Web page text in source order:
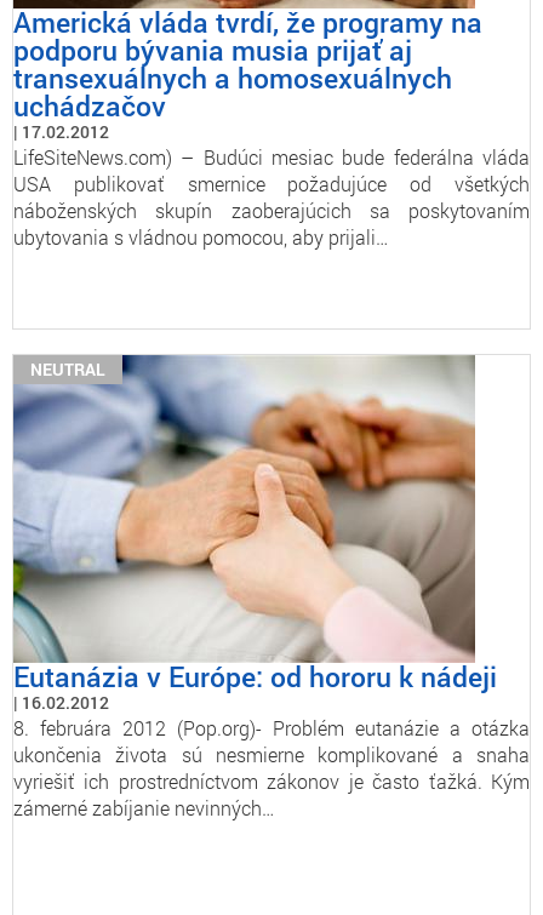
Americká vláda tvrdí, že programy na
podporu bývania musia prijať aj
transexuálnych a homosexuálnych
uchádzačov
17.02.2012
LifeSiteNews.com) – Budúci mesiac bude federálna vláda
USA publikovať smernice požadujúce od všetkých
náboženských skupín zaoberajúcich sa poskytovaním
ubytovania s vládnou pomocou, aby prijali…
NEUTRAL
Eutanázia v Európe: od hororu k nádeji
16.02.2012
8. februára 2012 (Pop.org)- Problém eutanázie a otázka
ukončenia života sú nesmierne komplikované a snaha
vyriešiť ich prostredníctvom zákonov je často ťažká. Kým
zámerné zabíjanie nevinných…